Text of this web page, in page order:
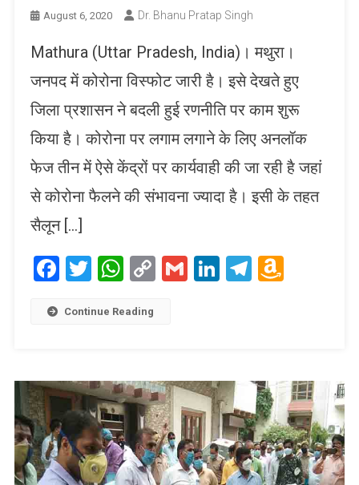
August 6, 2020 Dr. Bhanu Pratap Singh
Mathura (Uttar Pradesh, India)। मथुरा।
जनपद में कोरोना विस्फोट जारी है। इसे देखते हुए
जिला प्रशासन ने बदली हुई रणनीति पर काम शुरू
किया है। कोरोना पर लगाम लगाने के लिए अनलॉक
फेज तीन में ऐसे केंद्रों पर कार्यवाही की जा रही है जहां
से कोरोना फैलने की संभावना ज्यादा है। इसी के तहत
सैलून […]
Facebook
Twitter
WhatsApp
CopyGmailLinkedIn
Telegram
Continue Reading